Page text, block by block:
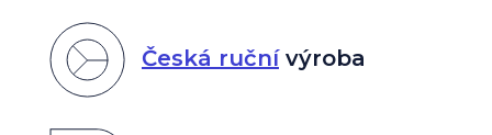
Česká ručnívýroba